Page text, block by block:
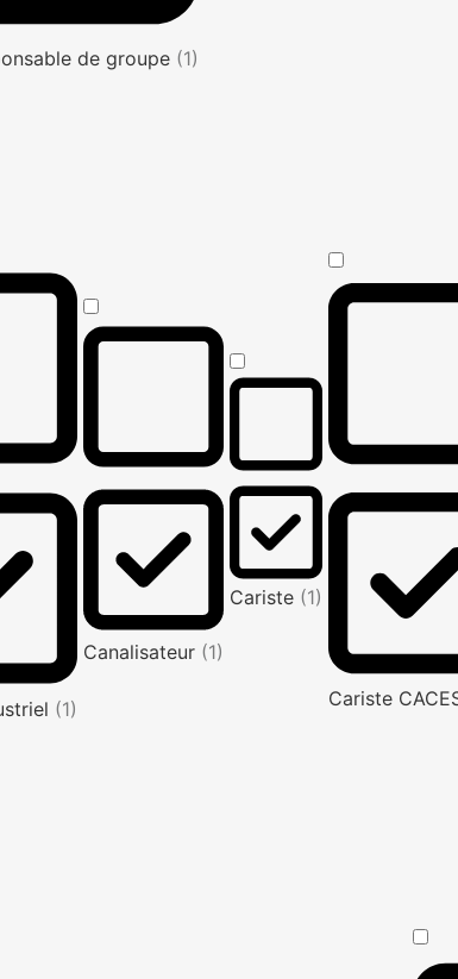
de groupe (1)
(1)
Canalisateur (1)
Cariste (1)
Cariste